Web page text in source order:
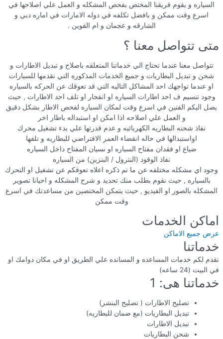
السياره و يقوم فريقنا المختص بفحص المشكله و العمل علي اصلاحها في
اسرع وقت ممكن و بافضل تكلفه في دوله الامارات في اماره دبي و
الشارقه و عجمان و ام القوين .
متى تتواصل معنا ؟
تتواصل معنا عندما تحتاج الي خدماتنا المتعلقه باصلاح و تبديل الاطارات و
شحن و تبديل البطاريات و جميع الخدمات المذكوره التي نقدمها للسيارات
او عندما تواجهك احد المشاكل التاليه التي قد تعوقك عن الحركه بالسياره
وجود تنسيم ف احد اطارات السياره او انفجار او تلف احد الاطارات , حيث
يصل اليكم الفنين في اسرع وقت لمكان السياره لفحص الاطار بشكل دقيق
و العمل علي اصلاحه اذا امكن او استبداله باطار اخر
نفاذ شحنه البطاريه الكهربائيه و عدم قدرتها علي بدء تشغيل محرك
اواستبدالها في حاله انقضاء العمر الافتراضي للبطاريه و تلفها
ضياع او فقدان مفتاح السياره او نسيان المفتاح داخل السياره
نفاذ الوقود (البترول / البنزين) من السياره
وجود اي مشكله مختلفه عن ما تم ذكره اعلاه تعوقكم عن تشغيل او التحرك
بالسياره , حيث نقوم بطلب منك تحديد و شرح المشكله و احيانا تصوير
المشكله بالصور او الفيديو , حيث يتمكن المختصين من مساعدتك في اسرع
وقت ممكن
اماكن الخدمات
عرض جميع الاماكن
خدماتنا
نقدم لكم خدمات المساعده و المسانده علي الطريق او في مكان دوامك او
في البيت (24 ساعه)
خدماتنا هى: 1
تصليح الاطارات ( تصليح البنشر)
تبديل البطاريات (مع ضمان للبطاريه)
تبديل الاطارات
شحن البطاريات